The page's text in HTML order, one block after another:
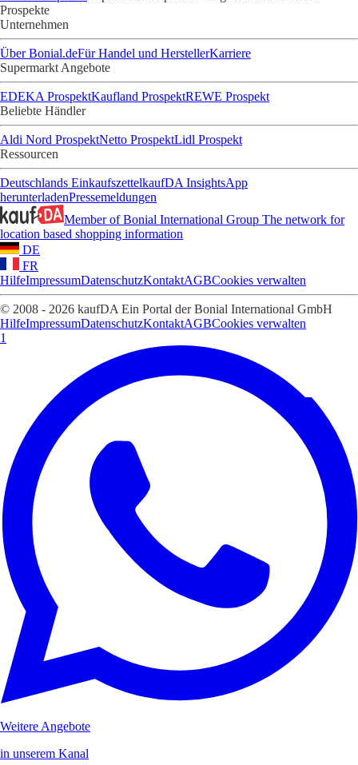
Prospekte
Unternehmen
Über Bonial.deFür Handel und HerstellerKarriere
Supermarkt Angebote
EDEKA ProspektKaufland ProspektREWE Prospekt
Beliebte Händler
Aldi Nord ProspektNetto ProspektLidl Prospekt
Ressourcen
Deutschlands EinkaufszettelkaufDA InsightsApp
herunterladenPressemeldungen
Member of Bonial International Group The network for
location based shopping information
DE
FR
HilfeImpressumDatenschutzKontaktAGBCookies verwalten
© 2008 - 2026 kaufDA Ein Portal der Bonial International GmbH
HilfeImpressumDatenschutzKontaktAGBCookies verwalten
1
Weitere Angebote
in unserem Kanal